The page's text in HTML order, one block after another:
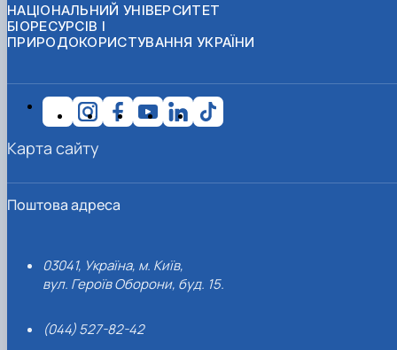
НАЦІОНАЛЬНИЙ УНІВЕРСИТЕТ
БІОРЕСУРСІВ І
ПРИРОДОКОРИСТУВАННЯ УКРАЇНИ
Поштова адреса
03041, Україна, м. Київ,
вул. Героїв Оборони, буд. 15.
(044) 527-82-42
Карта сайту